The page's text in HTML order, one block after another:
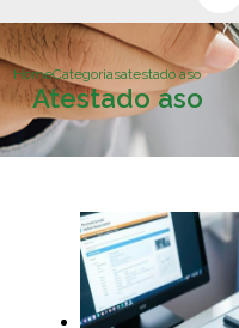
HomeCategoriasatestado aso
Atestado aso